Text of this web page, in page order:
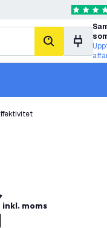
4.6
sök
inkl. moms